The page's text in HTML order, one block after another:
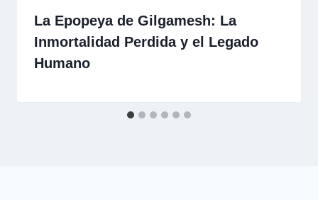
La Epopeya de Gilgamesh: La
Inmortalidad Perdida y el Legado
Humano